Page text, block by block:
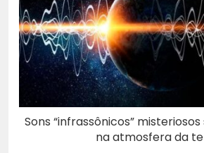
Sons “infrassônicos”
na atmosfera da